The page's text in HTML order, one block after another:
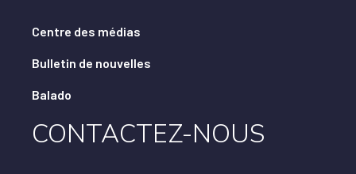
Centre des médias
Bulletin de nouvelles
Balado
CONTACTEZ-NOUS